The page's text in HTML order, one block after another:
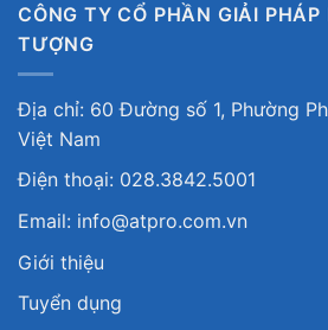
CÔNG TY CỔ PHẦN GIẢI
TƯỢNG
Địa chỉ: 60 Đường số 1, Phường
Việt Nam
Điện thoại: 028.3842.5001
Email: info@atpro.com.vn
Giới thiệu
Tuyển dụng